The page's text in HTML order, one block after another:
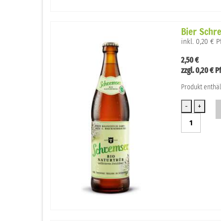
Bier
inkl. 0,20 €
2,50€
zzgl.0,20€
Produkt
Schremser